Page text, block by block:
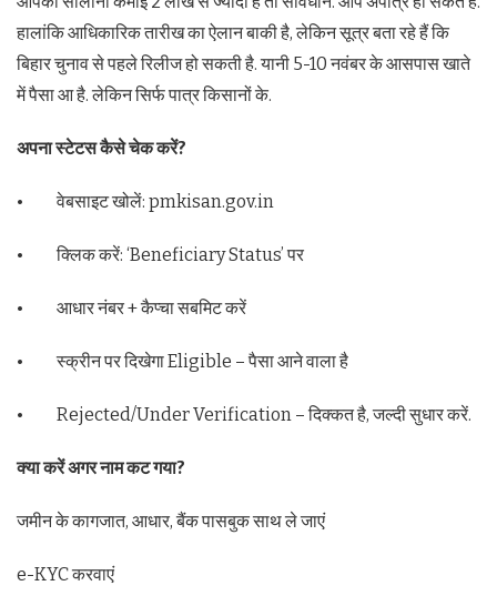
हालांकि आधिकारिक तारीख का ऐलान बाकी है, लेकिन सूत्र बता रहे हैं कि
बिहार चुनाव से पहले रिलीज हो सकती है. यानी 5-10 नवंबर के आसपास खाते
में पैसा आ है. लेकिन सिर्फ पात्र किसानों के.
अपना स्टेटस कैसे चेक करें?
• वेबसाइट खोलें: pmkisan.gov.in
• क्लिक करें: ‘Beneficiary Status’ पर
• आधार नंबर + कैप्चा सबमिट करें
• स्क्रीन पर दिखेगा Eligible – पैसा आने वाला है
• Rejected/Under Verification – दिक्कत है, जल्दी सुधार करें.
क्या करें अगर नाम कट गया?
जमीन के कागजात, आधार, बैंक पासबुक साथ ले जाएं
e-KYC करवाएं